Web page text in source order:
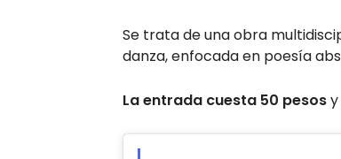
Se trata de una obra
danza, enfocada en poesía
La entrada cuesta 50 pesos